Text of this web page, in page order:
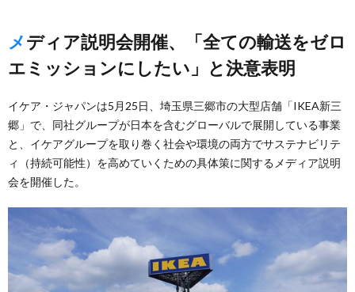
メディア説明会開催、「全ての輸送をゼロ
エミッションにしたい」と決意表明
イケア・ジャパンは5月25日、埼玉県三郷市の大型店舗「IKEA新三
郷」で、同社グループが日本を含むグローバルで展開している事業
と、イケアグループを取り巻く社会や環境の両方でサステナビリテ
ィ（持続可能性）を高めていくための具体策に関するメディア説明
会を開催した。